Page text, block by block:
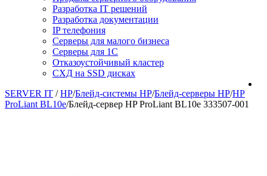
Разработка IT решений
Разработка документации
IP телефония
Серверы для малого бизнеса
Серверы для 1С
Отказоустойчивый кластер
СХД на SSD дисках
SERVER IT / HP/Блейд-системы HP/Блейд-серверы HP/HP
ProLiant BL10e/Блейд-сервер HP ProLiant BL10e 333507-001